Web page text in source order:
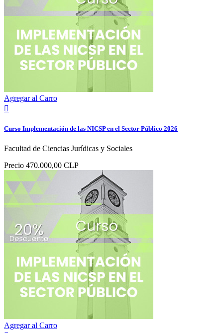
Agregar al Carro

Curso Implementación de las NICSP en el Sector Público 2026
Facultad de Ciencias Jurídicas y Sociales
Precio 470.000,00 CLP
Agregar al Carro